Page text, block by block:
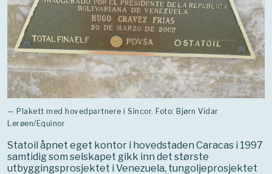
— Plakett med hovedpartnere i Sincor. Foto: Bjørn Vidar
Lerøen/Equinor
Statoil åpnet eget kontor i hovedstaden Caracas i 1997
samtidig som selskapet gikk inn det største
utbyggingsprosjektet i Venezuela, tungoljeprosjektet